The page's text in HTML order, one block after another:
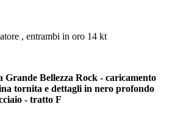
, entrambi in oro 14 kt
Grande Bellezza Rock - caricamento
tornita e dettagli in nero profondo
- tratto F